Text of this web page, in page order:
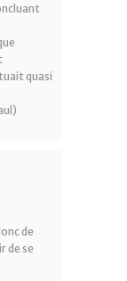
quasi
de
de se